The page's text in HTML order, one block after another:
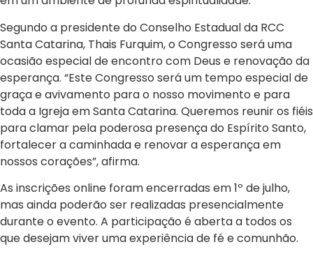
Segundo a presidente do Conselho Estadual da RCC
Santa Catarina, Thais Furquim, o Congresso será uma
ocasião especial de encontro com Deus e renovação da
esperança. “Este Congresso será um tempo especial de
graça e avivamento para o nosso movimento e para
toda a Igreja em Santa Catarina. Queremos reunir os fiéis
para clamar pela poderosa presença do Espírito Santo,
fortalecer a caminhada e renovar a esperança em
nossos corações”, afirma.
As inscrições online foram encerradas em 1º de julho,
mas ainda poderão ser realizadas presencialmente
durante o evento. A participação é aberta a todos os
que desejam viver uma experiência de fé e comunhão.